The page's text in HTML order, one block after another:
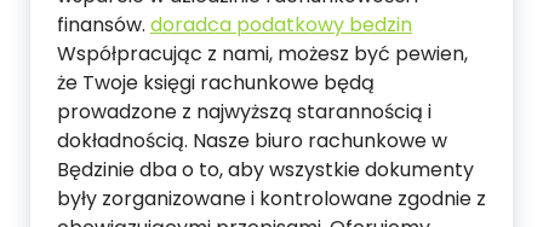
finansów. doradca podatkowy bedzin
Współpracując z nami, możesz być pewien,
że Twoje księgi rachunkowe będą
prowadzone z najwyższą starannością i
dokładnością. Nasze biuro rachunkowe w
Będzinie dba o to, aby wszystkie dokumenty
były zorganizowane i kontrolowane zgodnie z